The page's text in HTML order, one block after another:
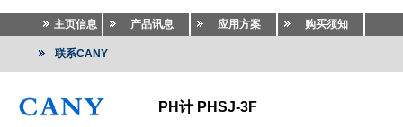
主页信息 产品讯息 应用方案 购买须知
联系CANY
PH计 PHSJ-3F